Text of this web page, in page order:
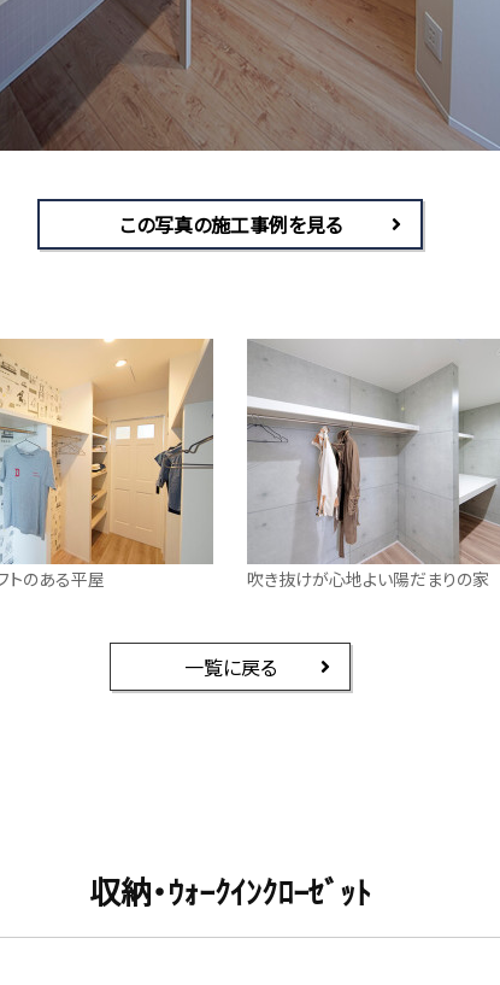
この写真の施工事例を見る
トのある平屋 吹き抜けが心地よい陽だまりの家
一覧に戻る
収納・ｳｫｰｸｲﾝｸﾛｰｾﾞｯﾄ